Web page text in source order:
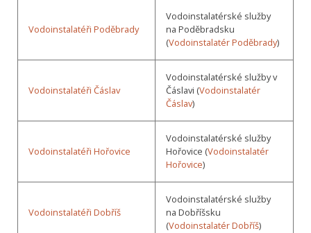
Vodoinstalatéři Poděbrady
Vodoinstalatérské služby
na Poděbradsku
(Vodoinstalatér Poděbrady)
Vodoinstalatéři Čáslav
Vodoinstalatérské služby v
Čáslavi (Vodoinstalatér
Čáslav)
Vodoinstalatéři Hořovice
Vodoinstalatérské služby
Hořovice (Vodoinstalatér
Hořovice)
Vodoinstalatéři Dobříš
Vodoinstalatérské služby
na Dobříšsku
(Vodoinstalatér Dobříš)